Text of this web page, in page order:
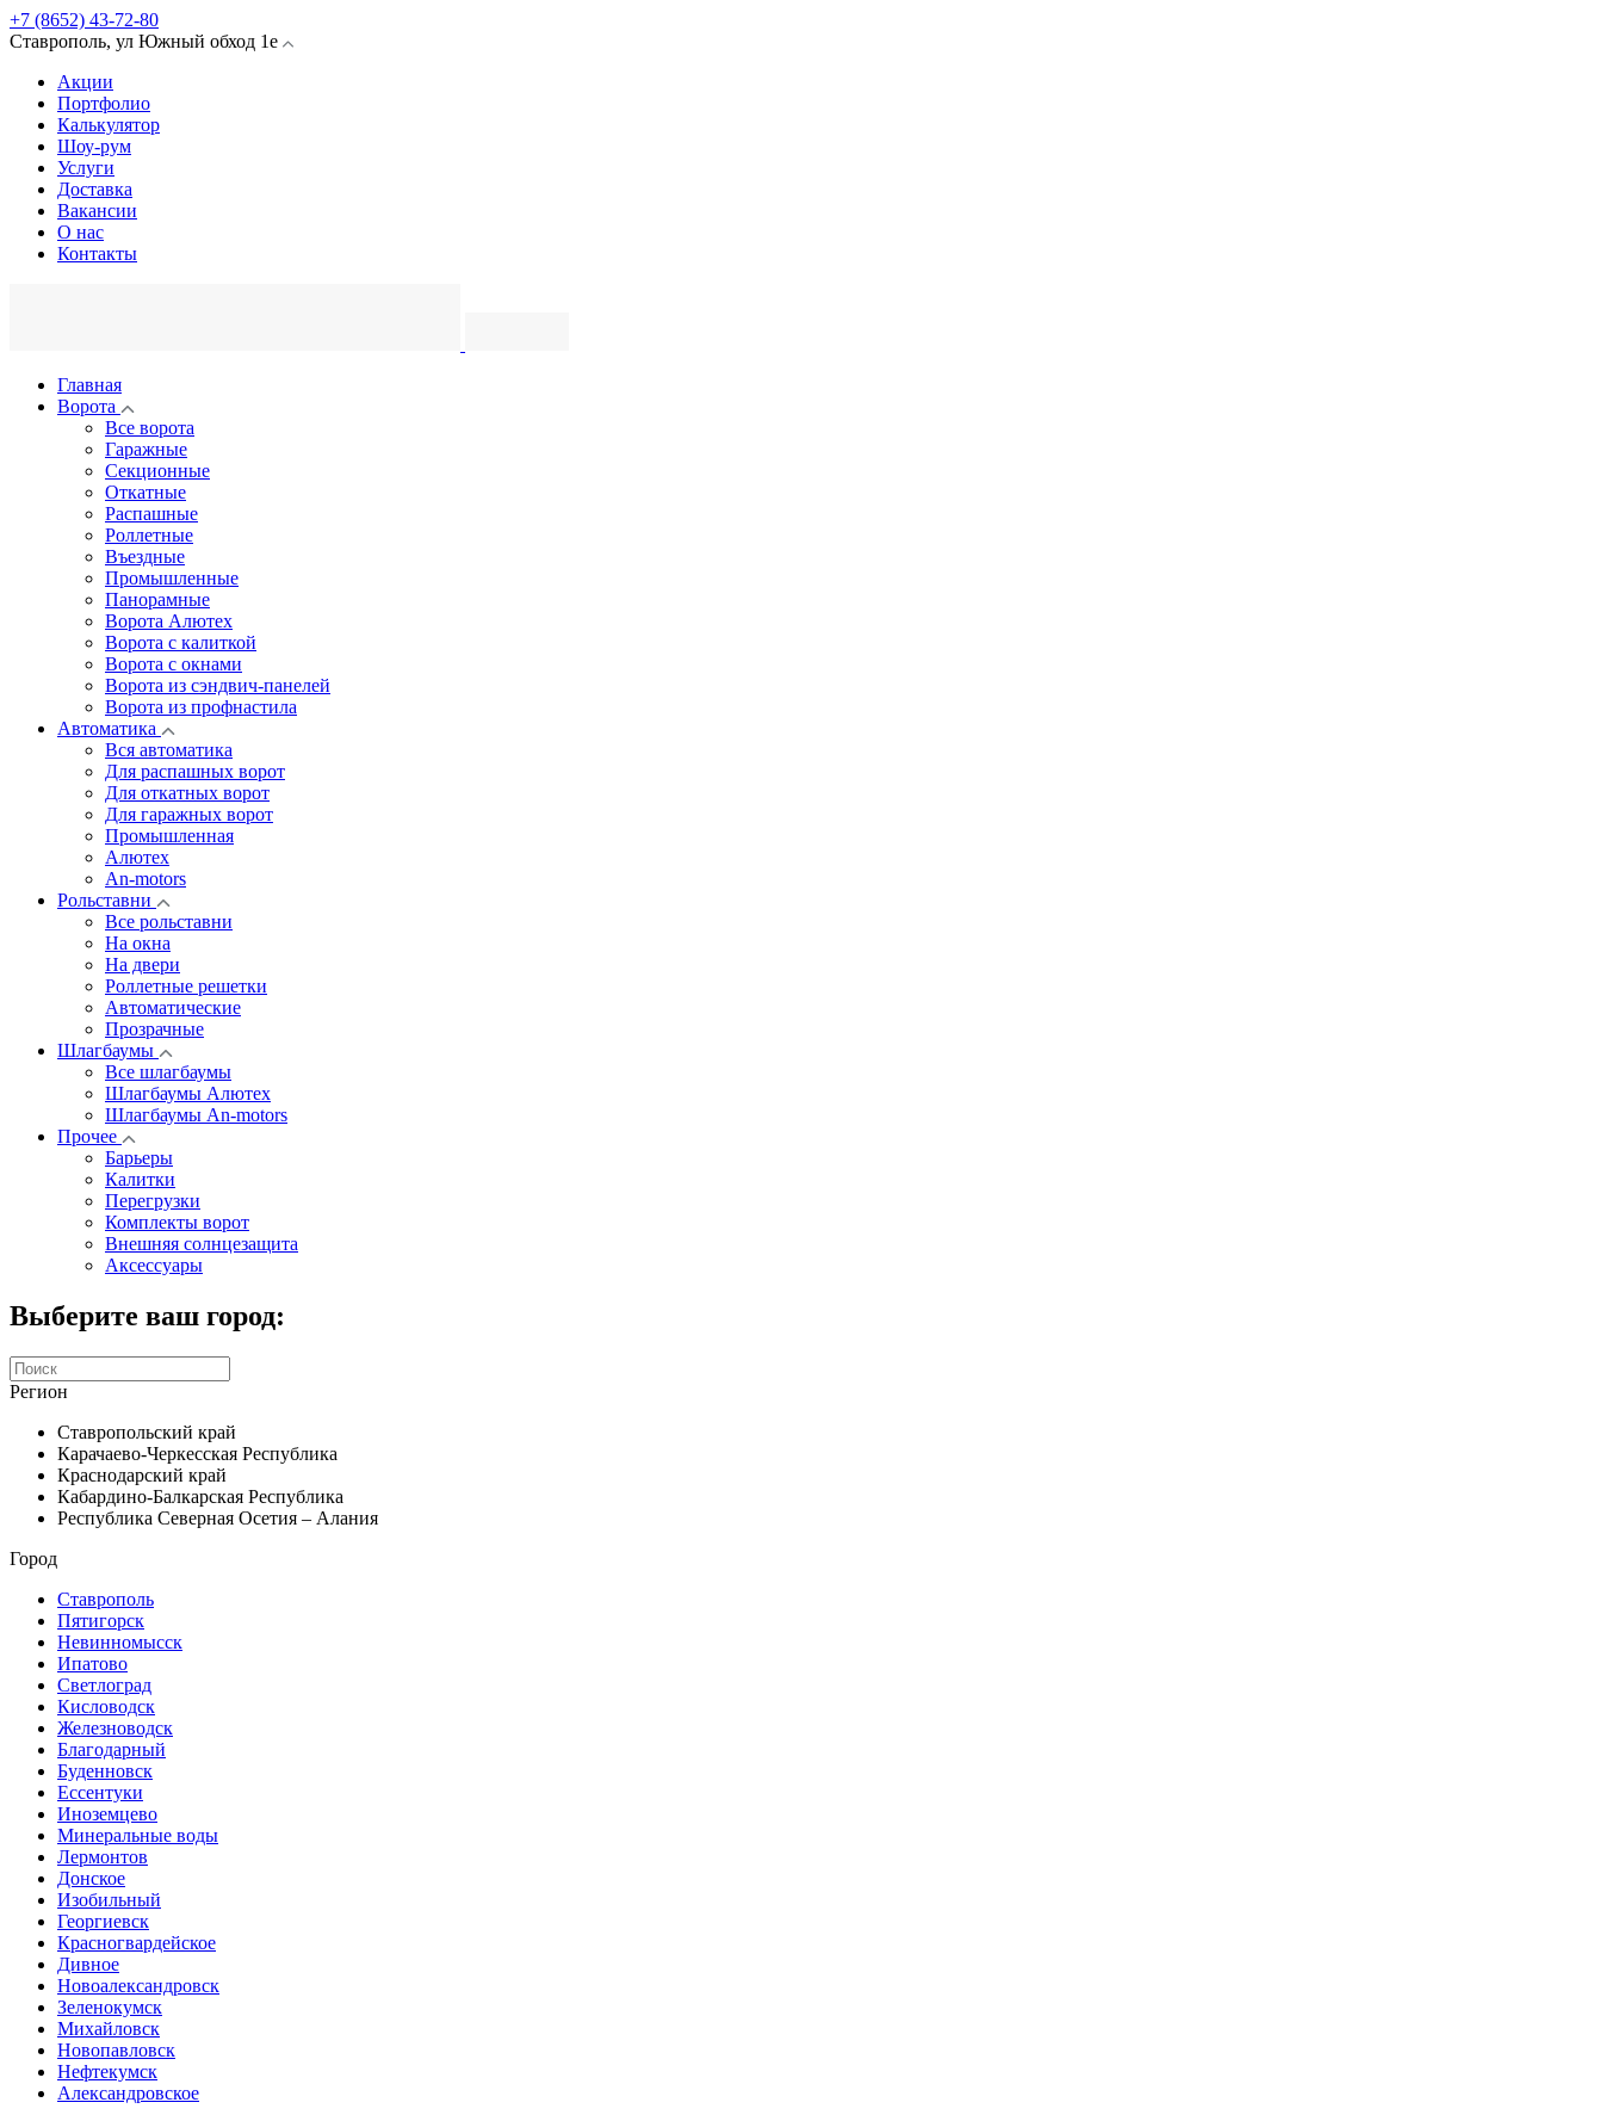
+7 (8652) 43-72-80
Ставрополь, ул Южный обход 1е
Акции
Портфолио
Калькулятор
Шоу-рум
Услуги
Доставка
Вакансии
О нас
Контакты
Главная
Ворота
Все ворота
Гаражные
Секционные
Откатные
Распашные
Роллетные
Въездные
Промышленные
Панорамные
Ворота Алютех
Ворота с калиткой
Ворота c окнами
Ворота из сэндвич-панелей
Ворота из профнастила
Автоматика
Вся автоматика
Для распашных ворот
Для откатных ворот
Для гаражных ворот
Промышленная
Алютех
An-motors
Рольставни
Все рольставни
На окна
На двери
Роллетные решетки
Автоматические
Прозрачные
Шлагбаумы
Все шлагбаумы
Шлагбаумы Алютех
Шлагбаумы An-motors
Прочее
Барьеры
Калитки
Перегрузки
Комплекты ворот
Внешняя солнцезащита
Аксессуары
Выберите ваш город:
Регион
Ставропольский край
Карачаево-Черкесская Республика
Краснодарский край
Кабардино-Балкарская Республика
Республика Северная Осетия – Алания
Город
Ставрополь
Пятигорск
Невинномысск
Ипатово
Светлоград
Кисловодск
Железноводск
Благодарный
Буденновск
Ессентуки
Иноземцево
Минеральные воды
Лермонтов
Донское
Изобильный
Георгиевск
Красногвардейское
Дивное
Новоалександровск
Зеленокумск
Михайловск
Новопавловск
Нефтекумск
Александровское